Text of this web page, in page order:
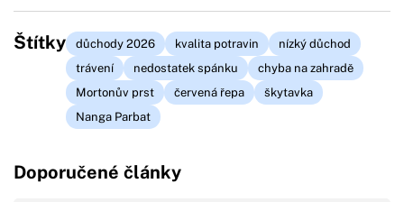
Štítky důchody 2026 kvalita potravin
nízký důchod
trávení
nedostatek spánku
chyba na zahradě
Mortonův prst
červená řepa
škytavka
Nanga Parbat
Doporučené články